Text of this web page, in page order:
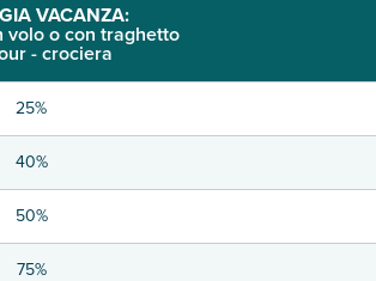
VACANZA:
volo o con traghetto
- crociera
25%
40%
50%
75%